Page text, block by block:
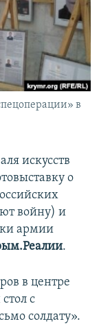
в
искусств
о
войну) и
армии
.
в центре
с
солдату».